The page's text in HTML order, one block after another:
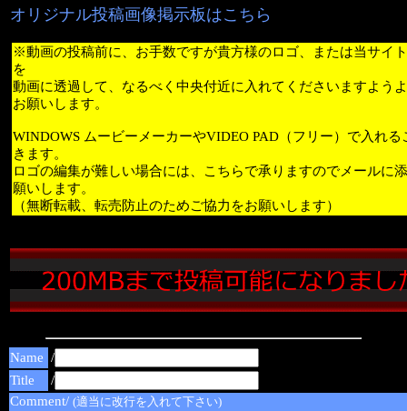
オリジナル投稿画像掲示板はこちら
※動画の投稿前に、お手数ですが貴方様のロゴ、または当サイ
を
動画に透過して、なるべく中央付近に入れてくださいますよう
お願いします。
WINDOWS ムービーメーカーやVIDEO PAD（フリー）で入れる
きます。
ロゴの編集が難しい場合には、こちらで承りますのでメールに
願いします。
（無断転載、転売防止のためご協力をお願いします）
Name /
Title
/
Comment/ (適当に改行を入れて下さい)